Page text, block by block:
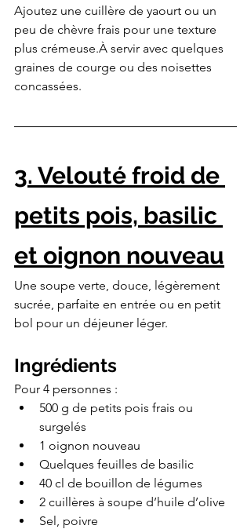
Ajoutez une cuillère de yaourt ou un
peu de chèvre frais pour une texture
plus crémeuse.À servir avec quelques
graines de courge ou des noisettes
concassées.
3. Velouté froid de
petits pois, basilic
et oignon nouveau
Une soupe verte, douce, légèrement
sucrée, parfaite en entrée ou en petit
bol pour un déjeuner léger.
Ingrédients
Pour 4 personnes :
500 g de petits pois frais ou
surgelés
1 oignon nouveau
Quelques feuilles de basilic
40 cl de bouillon de légumes
2 cuillères à soupe d’huile d’olive
Sel, poivre